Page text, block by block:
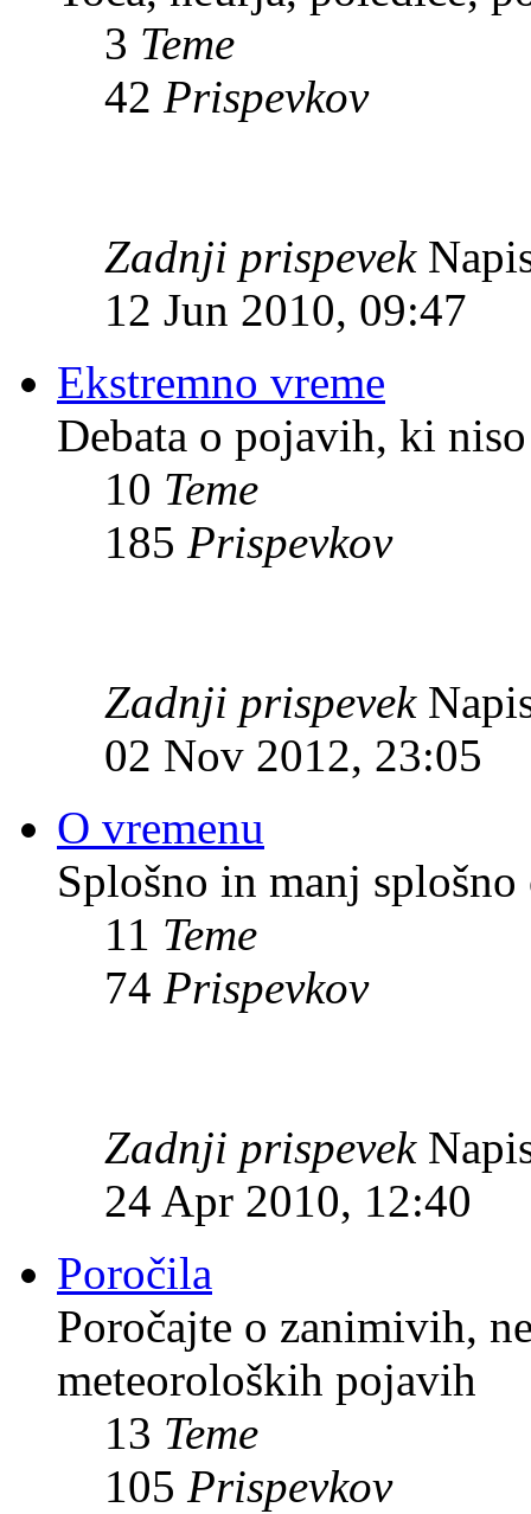
3 Teme
42 Prispevkov
Zadnji prispevek
12 Jun 2010, 09:47
Ekstremno vreme
Debata o pojavih, ki
10 Teme
185 Prispevkov
Zadnji prispevek
02 Nov 2012, 23:05
O vremenu
Splošno in manj splošno
11 Teme
74 Prispevkov
Zadnji prispevek
24 Apr 2010, 12:40
Poročila
Poročajte o zanimivih,
meteoroloških pojavih
13 Teme
105 Prispevkov